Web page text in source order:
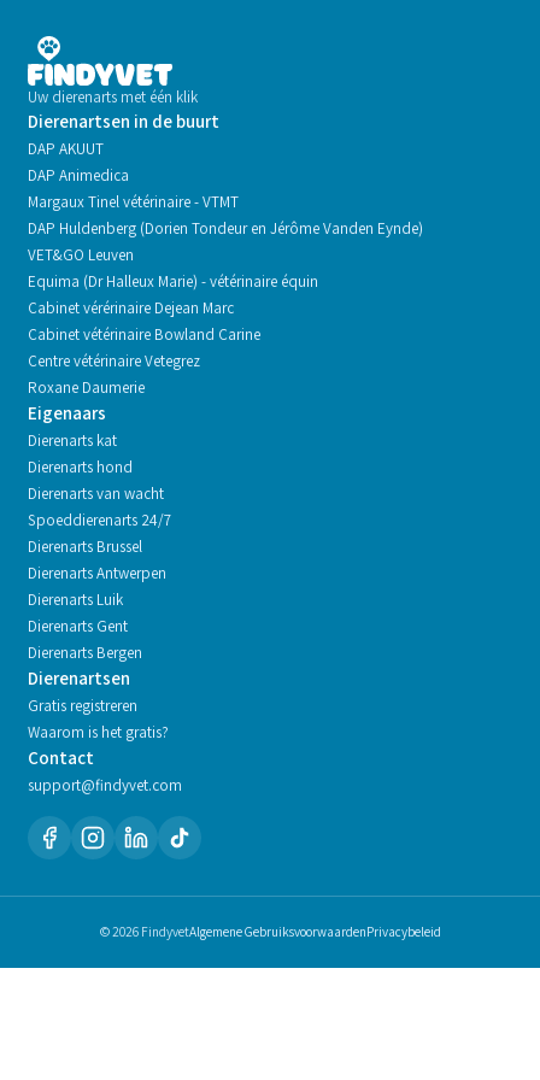
Uw dierenarts met één klik
Dierenartsen in de buurt
DAP AKUUT
DAP Animedica
Margaux Tinel vétérinaire - VTMT
DAP Huldenberg (Dorien Tondeur en Jérôme Vanden Eynde)
VET&GO Leuven
Equima (Dr Halleux Marie) - vétérinaire équin
Cabinet vérérinaire Dejean Marc
Cabinet vétérinaire Bowland Carine
Centre vétérinaire Vetegrez
Roxane Daumerie
Eigenaars
Dierenarts kat
Dierenarts hond
Dierenarts van wacht
Spoeddierenarts 24/7
Dierenarts Brussel
Dierenarts Antwerpen
Dierenarts Luik
Dierenarts Gent
Dierenarts Bergen
Dierenartsen
Gratis registreren
Waarom is het gratis?
Contact
support@findyvet.com
© 2026 FindyvetAlgemene GebruiksvoorwaardenPrivacybeleid